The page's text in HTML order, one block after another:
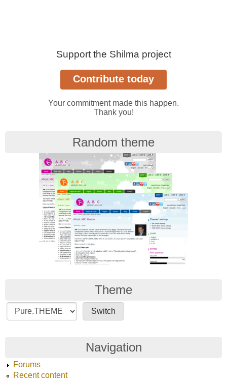
Support the Shilma project
Your commitment made this happen.
Thank you!
Random theme
Theme
Navigation
Forums
Recent content